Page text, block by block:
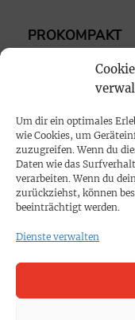
Um dir ein optimales
wie Cookies, um
zuzugreifen. Wenn du
Daten wie das
verarbeiten. Wenn du
zurückziehst, können
beeinträchtigt werden.
Dienste verwalten
PROKOMPAKT
Impressum
Datenschutz
KONTAKT
Cookie-Richtlinie